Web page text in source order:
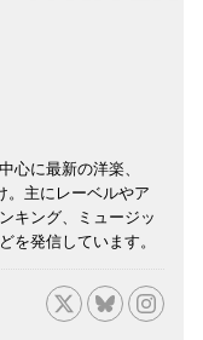
心に最新の洋楽、
。主にレーベルやア
キング、ミュージッ
を発信しています。